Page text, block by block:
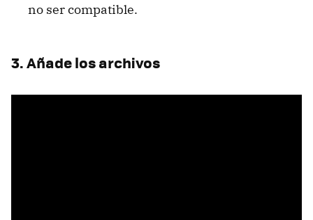
no ser compatible.
3. Añade los archivos